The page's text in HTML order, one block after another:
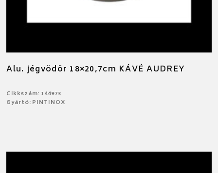
Alu. jégvödör 18×20,7cm KÁVÉ AUDREY
Cikkszám: 144973
Gyártó: PINTINOX